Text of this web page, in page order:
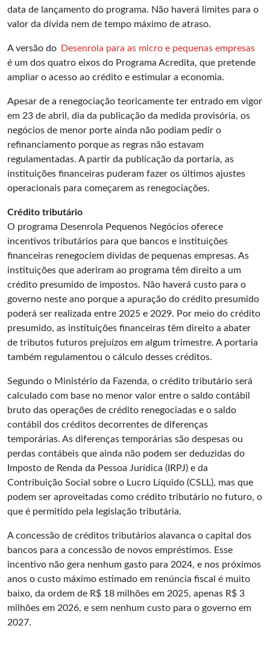
data de lançamento do programa. Não haverá limites para o
valor da dívida nem de tempo máximo de atraso.
A versão do
Desenrola para as micro e pequenas empresas
é um dos quatro eixos do Programa Acredita, que pretende
ampliar o acesso ao crédito e estimular a economia.
Apesar de a renegociação teoricamente ter entrado em vigor
em 23 de abril, dia da publicação da medida provisória, os
negócios de menor porte ainda não podiam pedir o
refinanciamento porque as regras não estavam
regulamentadas. A partir da publicação da portaria, as
instituições financeiras puderam fazer os últimos ajustes
operacionais para começarem as renegociações.
Crédito tributário
O programa Desenrola Pequenos Negócios oferece
incentivos tributários para que bancos e instituições
financeiras renegociem dívidas de pequenas empresas. As
instituições que aderiram ao programa têm direito a um
crédito presumido de impostos. Não haverá custo para o
governo neste ano porque a apuração do crédito presumido
poderá ser realizada entre 2025 e 2029. Por meio do crédito
presumido, as instituições financeiras têm direito a abater
de tributos futuros prejuízos em algum trimestre. A portaria
também regulamentou o cálculo desses créditos.
Segundo o Ministério da Fazenda, o crédito tributário será
calculado com base no menor valor entre o saldo contábil
bruto das operações de crédito renegociadas e o saldo
contábil dos créditos decorrentes de diferenças
temporárias. As diferenças temporárias são despesas ou
perdas contábeis que ainda não podem ser deduzidas do
Imposto de Renda da Pessoa Jurídica (IRPJ) e da
Contribuição Social sobre o Lucro Líquido (CSLL), mas que
podem ser aproveitadas como crédito tributário no futuro, o
que é permitido pela legislação tributária.
A concessão de créditos tributários alavanca o capital dos
bancos para a concessão de novos empréstimos. Esse
incentivo não gera nenhum gasto para 2024, e nos próximos
anos o custo máximo estimado em renúncia fiscal é muito
baixo, da ordem de R$ 18 milhões em 2025, apenas R$ 3
milhões em 2026, e sem nenhum custo para o governo em
2027.